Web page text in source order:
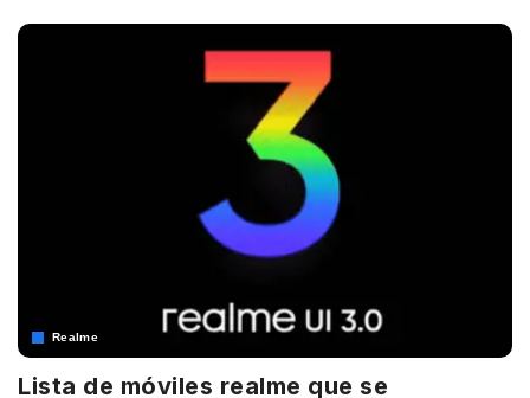
Realme
Lista de móviles realme que se